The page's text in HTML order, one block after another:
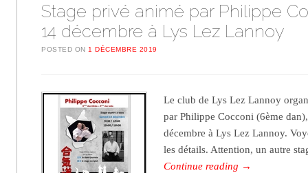
Stage privé animé par Philippe
14 décembre à Lys Lez Lannoy
POSTED ON 1 DÉCEMBRE 2019
Le club de Lys Lez Lannoy
par Philippe Cocconi (6ème
décembre à Lys Lez Lannoy.
les détails. Attention, un autre
Continue reading →